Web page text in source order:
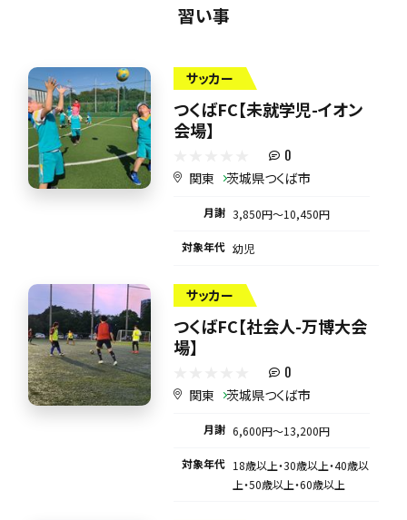
習い事
サッカー
つくばFC【未就学児-イオン
会場】
0
関東 茨城県つくば市
月謝 3,850円〜10,450円
対象年代 幼児
サッカー
つくばFC【社会人-万博大会
場】
0
関東 茨城県つくば市
月謝 6,600円〜13,200円
対象年代 18歳以上・30歳以上・40歳以
上・50歳以上・60歳以上